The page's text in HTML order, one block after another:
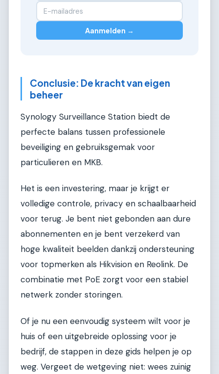
Aanmelden →
Conclusie: De kracht van eigen
beheer
Synology Surveillance Station biedt de
perfecte balans tussen professionele
beveiliging en gebruiksgemak voor
particulieren en MKB.
Het is een investering, maar je krijgt er
volledige controle, privacy en schaalbaarheid
voor terug. Je bent niet gebonden aan dure
abonnementen en je bent verzekerd van
hoge kwaliteit beelden dankzij ondersteuning
voor topmerken als Hikvision en Reolink. De
combinatie met PoE zorgt voor een stabiel
netwerk zonder storingen.
Of je nu een eenvoudig systeem wilt voor je
huis of een uitgebreide oplossing voor je
bedrijf, de stappen in deze gids helpen je op
weg. Vergeet de wetgeving niet: wees zuinig